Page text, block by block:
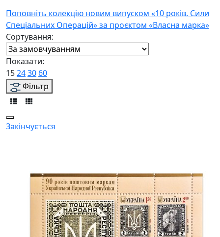
Поповніть колекцію новим випуском «10 років. Сили
Спеціальних Операцій» за проєктом «Власна марка»
Сортування:
Показати:
152430 60
Фільтр
Закінчується